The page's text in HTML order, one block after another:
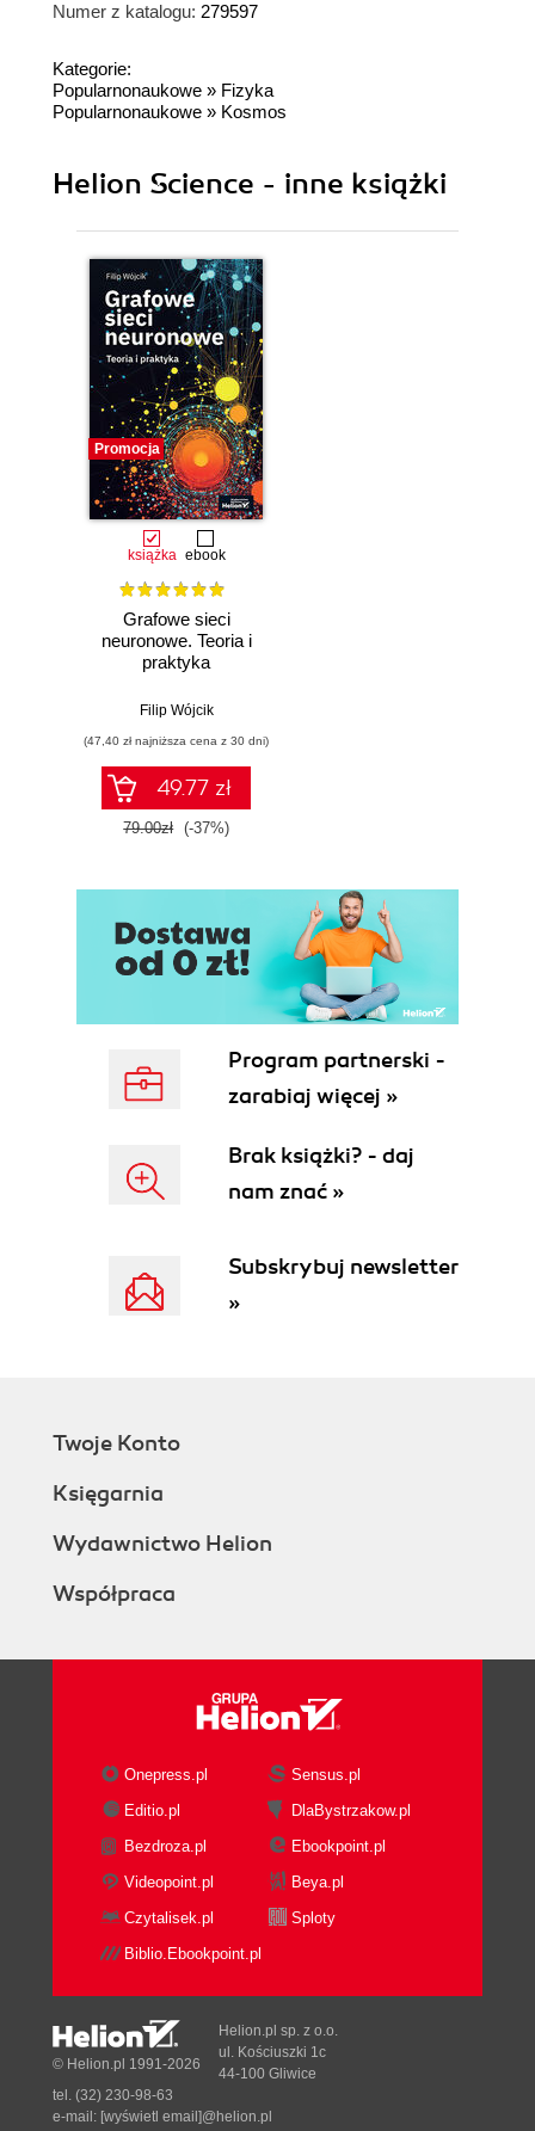
Numer z katalogu: 279597
Kategorie:
Popularnonaukowe » Fizyka
Popularnonaukowe » Kosmos
Helion Science - inne książki
Promocja
książka ebook
Grafowe sieci
neuronowe. Teoria i
praktyka
Filip Wójcik
(47,40 zł najniższa cena z 30 dni)
49.77 zł
79.00zł (-37%)
Program partnerski -
zarabiaj więcej »
Brak książki? - daj
nam znać »
Subskrybuj newsletter
»
Twoje Konto
Księgarnia
Wydawnictwo Helion
Współpraca
Onepress.pl
Sensus.pl
Editio.pl
DlaBystrzakow.pl
Bezdroza.pl
Ebookpoint.pl
Videopoint.pl
Beya.pl
Czytalisek.pl
Sploty
Biblio.Ebookpoint.pl
© Helion.pl 1991-2026
Helion.pl sp. z o.o.
ul. Kościuszki 1c
44-100 Gliwice
tel. (32) 230-98-63
e-mail: [wyświetl email]@helion.pl